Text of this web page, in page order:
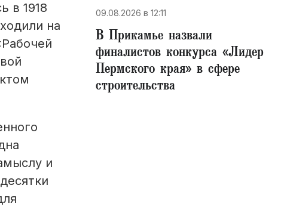
в 1918
на
и
09.08.2026 в 12:11
В Прикамье назвали
финалистов конкурса «Лидер
Пермского края» в сфере
строительства